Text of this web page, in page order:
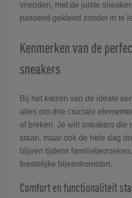
vrienden, met de juiste
passend gekleed zonder in te
Kenmerken van de
sneakers
Bij het kiezen van de ideale
alles om drie cruciale
of breken. Je wilt sneakers die
staan, maar ook de hele dag
blijven tijdens
feestelijke bijeenkomsten.
Comfort en functionaliteit